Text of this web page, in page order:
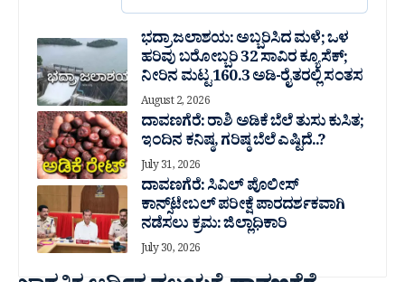
ಭದ್ರಾ ಜಲಾಶಯ: ಅಬ್ಬರಿಸಿದ ಮಳೆ; ಒಳ
ಹರಿವು ಬರೋಬ್ಬರಿ 32 ಸಾವಿರ‌ ಕ್ಯೂಸೆಕ್;
ನೀರಿನ ಮಟ್ಟ 160.3 ಅಡಿ-ರೈತರಲ್ಲಿ ಸಂತಸ
August 2, 2026
ದಾವಣಗೆರೆ: ರಾಶಿ ಅಡಿಕೆ ಬೆಲೆ ತುಸು‌ ಕುಸಿತ;
ಇಂದಿನ ಕನಿಷ್ಠ, ಗರಿಷ್ಠ ಬೆಲೆ ಎಷ್ಟಿದೆ..?
July 31, 2026
ದಾವಣಗೆರೆ: ಸಿವಿಲ್ ಪೊಲೀಸ್
ಕಾನ್ಸ್‌ಟೇಬಲ್ ಪರೀಕ್ಷೆ ಪಾರದರ್ಶಕವಾಗಿ
ನಡೆಸಲು ಕ್ರಮ: ಜಿಲ್ಲಾಧಿಕಾರಿ
July 30, 2026